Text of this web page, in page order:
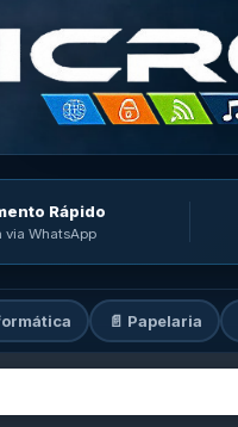
Rápido
via WhatsApp
📄 Papelaria